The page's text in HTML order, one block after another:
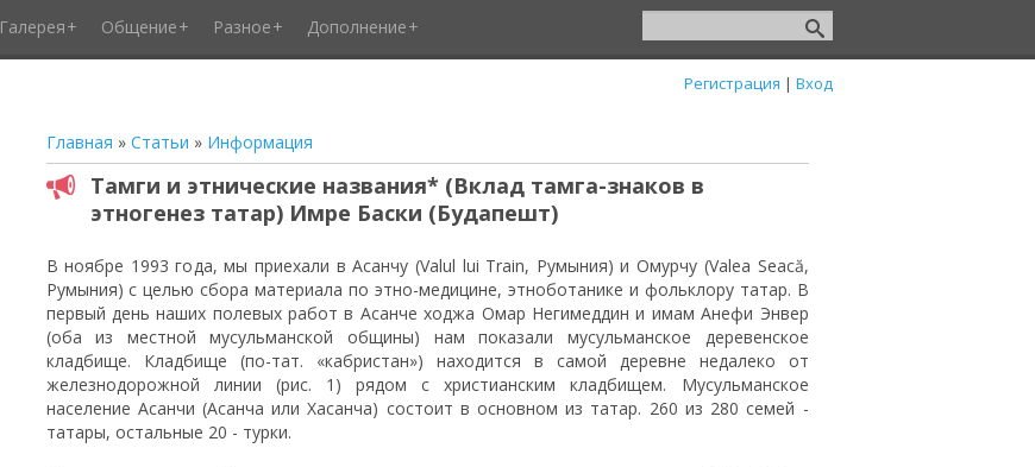
Галерея Общение Разное Дополнение
Регистрация | Вход
Главная » Статьи » Информация
Тамги и этнические названия* (Вклад тамга-знаков в
этногенез татар) Имре Баски (Будапешт)
В ноябре 1993 года, мы приехали в Асанчу (Valul lui Train, Румыния) и Омурчу (Valea Seacă,
Румыния) с целью сбора материала по этно-медицине, этноботанике и фольклору татар. В
первый день наших полевых работ в Асанче ходжа Омар Негимеддин и имам Анефи Энвер
(оба из местной мусульманской общины) нам показали мусульманское деревенское
кладбище. Кладбище (по-тат. «кабристан») находится в самой деревне недалеко от
железнодорожной линии (рис. 1) рядом с христианским кладбищем. Мусульманское
население Асанчи (Асанча или Хасанча) состоит в основном из татар. 260 из 280 семей -
татары, остальные 20 - турки.